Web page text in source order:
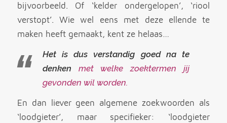
bijvoorbeeld. Of ‘kelder ondergelopen’, ‘riool
verstopt’. Wie wel eens met deze ellende te
maken heeft gemaakt, kent ze helaas…
Het is dus verstandig goed na te
denken met welke zoektermen jij
gevonden wil worden.
En dan liever geen algemene zoekwoorden als
‘loodgieter’, maar specifieker: ‘loodgieter